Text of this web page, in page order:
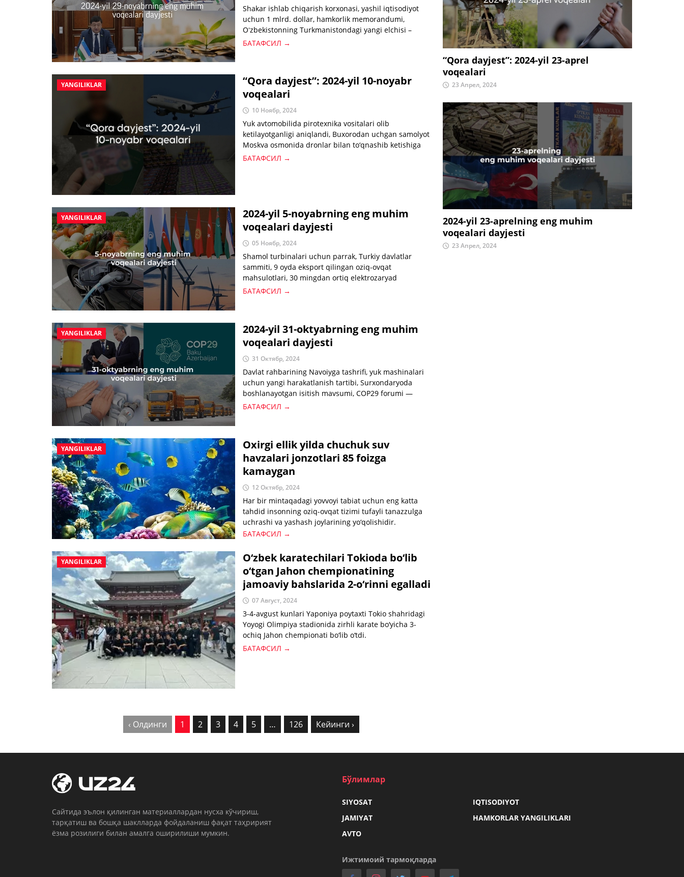
Shakar ishlab chiqarish korxonasi, yashil iqtisodiyot
uchun 1 mlrd. dollar, hamkorlik memorandumi,
Oʻzbekistonning Turkmanistondagi yangi elchisi –
kunning eng muhim xabarlari bilan tanishing.
БАТАФСИЛ →
YANGILIKLAR
“Qora dayjest”: 2024-yil 10-noyabr
voqealari
10 Ноябр, 2024
Yuk avtomobilida pirotexnika vositalari olib
ketilayotganligi aniqlandi, Buxorodan uchgan samolyot
Moskva osmonida dronlar bilan to‘qnashib ketishiga
sal qoldi, 16 yoshli bola o‘zgalar nomiga kredit olib,
БАТАФСИЛ →
YANGILIKLAR
2024-yil 5-noyabrning eng muhim
voqealari dayjesti
05 Ноябр, 2024
Shamol turbinalari uchun parrak, Turkiy davlatlar
sammiti, 9 oyda eksport qilingan oziq-ovqat
mahsulotlari, 30 mingdan ortiq elektrozaryad
stansiyalarini oʻrnatish— kunning eng muhim
БАТАФСИЛ →
YANGILIKLAR
2024-yil 31-oktyabrning eng muhim
voqealari dayjesti
31 Октябр, 2024
Davlat rahbarining Navoiyga tashrifi, yuk mashinalari
uchun yangi harakatlanish tartibi, Surxondaryoda
boshlanayotgan isitish mavsumi, COP29 forumi —
kunning eng muhim xabarlari bilan tanishing.
БАТАФСИЛ →
YANGILIKLAR
Oxirgi ellik yilda chuchuk suv
havzalari jonzotlari 85 foizga
kamaygan
12 Октябр, 2024
Har bir mintaqadagi yovvoyi tabiat uchun eng katta
tahdid insonning oziq-ovqat tizimi tufayli tanazzulga
uchrashi va yashash joylarining yo‘qolishidir.
БАТАФСИЛ →
YANGILIKLAR
O‘zbek karatechilari Tokioda bo‘lib
o‘tgan Jahon chempionatining
jamoaviy bahslarida 2-o‘rinni egalladi
07 Август, 2024
3-4-avgust kunlari Yaponiya poytaxti Tokio shahridagi
Yoyogi Olimpiya stadionida zirhli karate bo‘yicha 3-
ochiq Jahon chempionati bo‘lib o‘tdi.
БАТАФСИЛ →
‹ Олдинги 1 2 3 4 5 … 126 Кейинги ›
“Qora dayjest”: 2024-yil 23-aprel
voqealari
23 Апрел, 2024
2024-yil 23-aprelning eng muhim
voqealari dayjesti
23 Апрел, 2024
Cайтида эълон қилинган материаллардан нусха кўчириш,
тарқатиш ва бошқа шаклларда фойдаланиш фақат таҳририят
ёзма розилиги билан амалга оширилиши мумкин.
Бўлимлар
SIYOSAT
IQTISODIYOT
JAMIYAT
HAMKORLAR YANGILIKLARI
AVTO
Ижтимоий тармоқларда